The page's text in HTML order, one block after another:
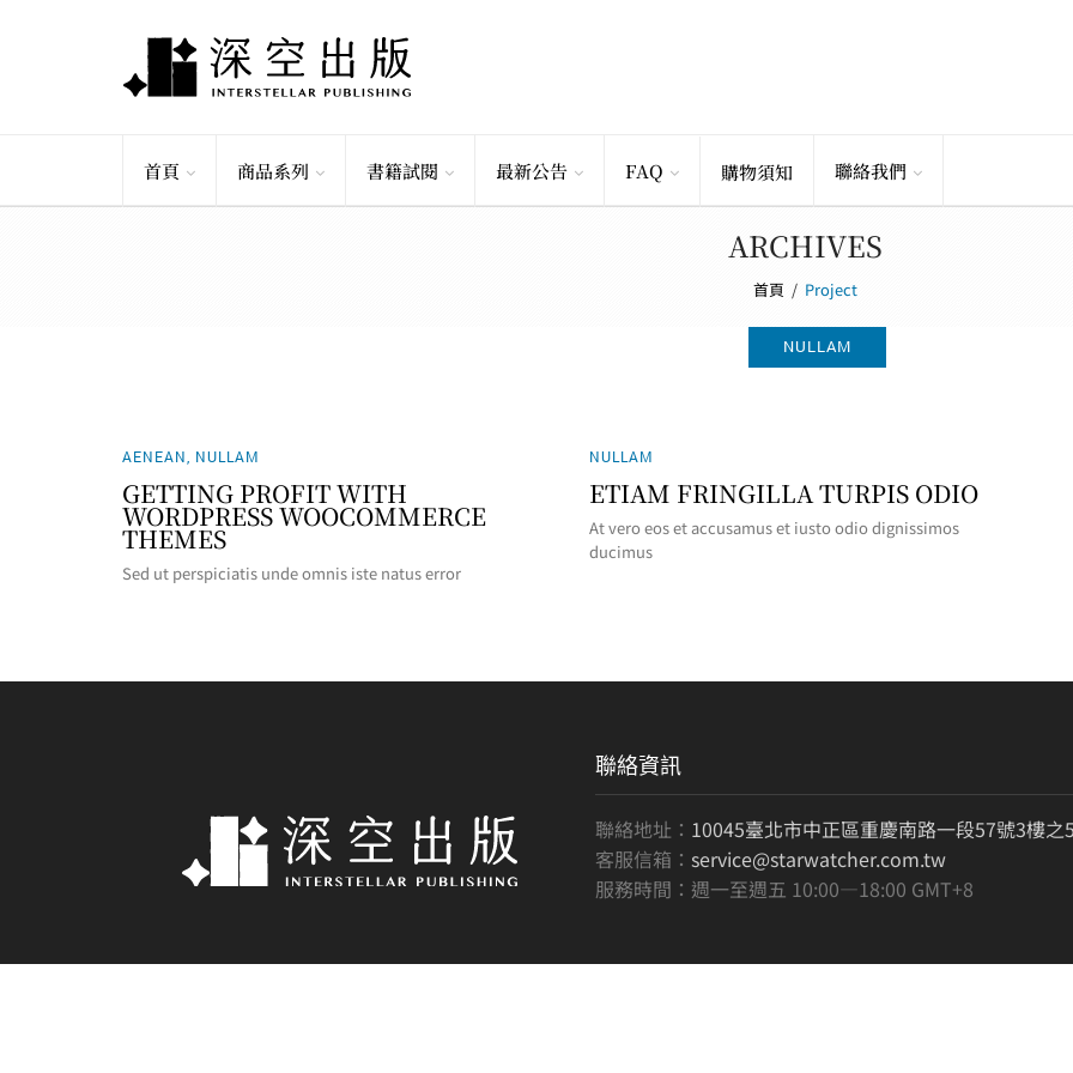
首頁 商品系列 書籍試閱 最新公告 FAQ 購物須知 聯絡我們
ARCHIVES
首頁 / Project
NULLAM
AENEAN NULLAM
GETTING PROFIT WITH
WORDPRESS WOOCOMMERCE
THEMES
Sed ut perspiciatis unde omnis iste natus error
NULLAM
ETIAM FRINGILLA TURPIS ODIO
At vero eos et accusamus et iusto odio dignissimos
ducimus
聯絡資訊
聯絡地址： 10045臺北市中正區重慶南路一段57號3樓之
客服信箱： service@starwatcher.com.tw
服務時間：週一至週五 10:00—18:00 GMT+8